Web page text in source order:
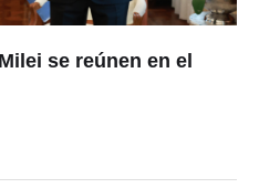
se reúnen en el